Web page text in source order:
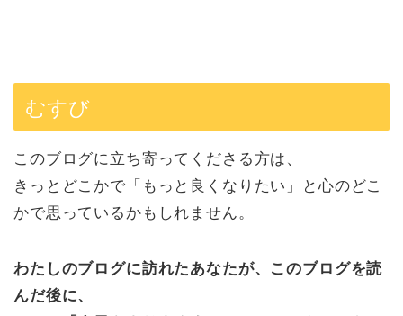
むすび
このブログに立ち寄ってくださる方は、
きっとどこかで「もっと良くなりたい」と心のどこ
かで思っているかもしれません。
わたしのブログに訪れたあなたが、このブログを読
んだ後に、